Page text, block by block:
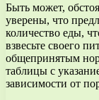
Быть может,
уверены, что
количество еды,
взвесьте своего
общепринятым
таблицы с
зависимости от